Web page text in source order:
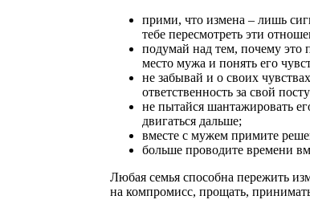
прими, что измена – лишь
тебе пересмотреть эти
подумай над тем, почему это
место мужа и понять его
не забывай и о своих
ответственность за свой
не пытайся шантажировать
двигаться дальше;
вместе с мужем примите
больше проводите времени
Любая семья способна пережить
на компромисс, прощать,